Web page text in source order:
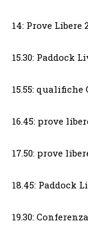
14: Prove Libere
15.30: Paddock
15.55: qualifiche
16.45: prove
17.50: prove
18.45: Paddock
19.30: